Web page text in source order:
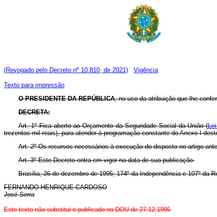
(Revogado pelo Decreto nº 10.810, de 2021) Vigência
Texto para impressão
O PRESIDENTE DA REPÚBLICA, no uso da atribuição que lhe
DECRETA:
Art. 1º Fica aberto ao Orçamento da Seguridade Social da União (
trezentos mil reais), para atender à programação constante do Anexo I
Art. 2º Os recursos necessários à execução do disposto no artigo
Art. 3º Este Decreto entra em vigor na data de sua publicação.
Brasília, 26 de dezembro de 1995; 174º da Independência e 107º da
FERNANDO HENRIQUE CARDOSO
José Serra
Este texto não substitui o publicado no DOU de 27.12.1995